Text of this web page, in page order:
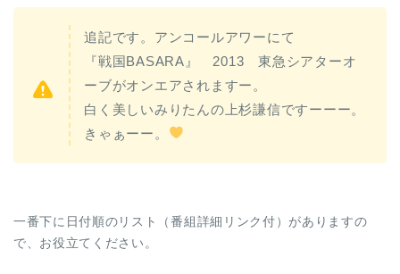
追記です。アンコールアワーにて
『戦国BASARA』 2013 東急シアターオ
ーブがオンエアされますー。
白く美しいみりたんの上杉謙信ですーーー。
きゃぁーー。
一番下に日付順のリスト（番組詳細リンク付）がありますの
で、お役立てください。